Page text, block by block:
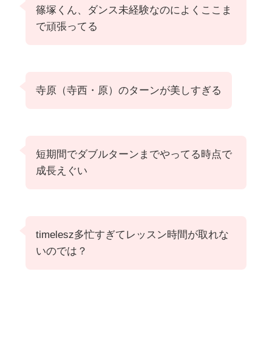
篠塚くん、ダンス未経験なのによくここま
で頑張ってる
寺原（寺西・原）のターンが美しすぎる
短期間でダブルターンまでやってる時点で
成長えぐい
timelesz多忙すぎてレッスン時間が取れな
いのでは？